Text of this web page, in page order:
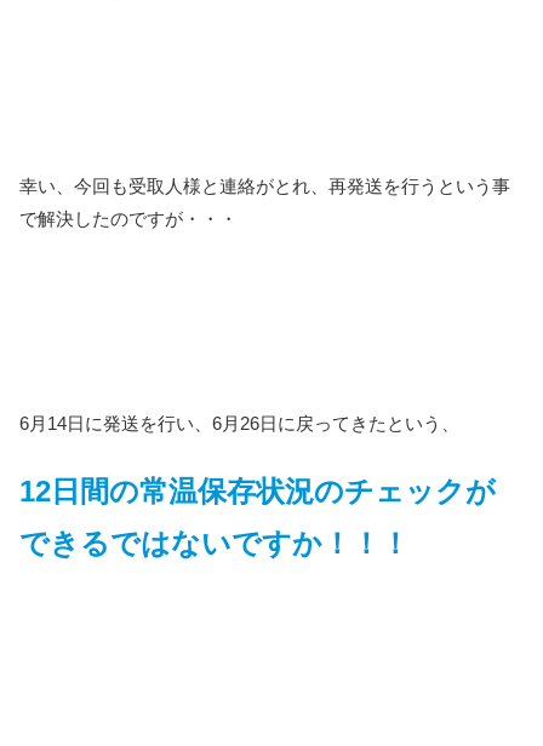
幸い、今回も受取人様と連絡がとれ、再発送を行うという事
で解決したのですが・・・
6月14日に発送を行い、6月26日に戻ってきたという、
12日間の常温保存状況のチェックが
できるではないですか！！！